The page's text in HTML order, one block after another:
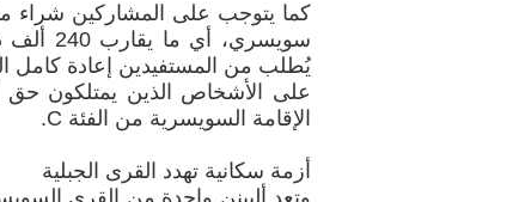
يُطلب من المستفيدين إعادة كامل
على الأشخاص الذين يمتلكون حق
الإقامة السويسرية من الفئة C.
أزمة سكانية تهدد القرى الجبلية
وتعد ألبينن واحدة من القرى